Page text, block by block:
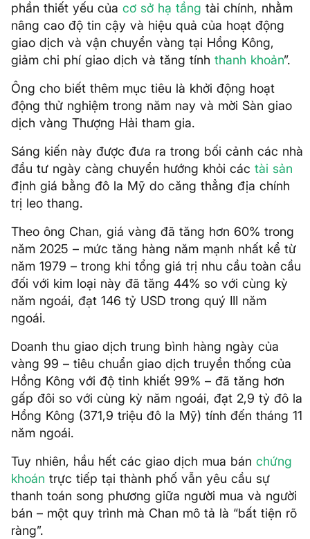
phần thiết yếu của cơ sở hạ tầng tài chính, nhằm
nâng cao độ tin cậy và hiệu quả của hoạt động
giao dịch và vận chuyển vàng tại Hồng Kông,
giảm chi phí giao dịch và tăng tính thanh khoản”.
Ông cho biết thêm mục tiêu là khởi động hoạt
động thử nghiệm trong năm nay và mời Sàn giao
dịch vàng Thượng Hải tham gia.
Sáng kiến ​​này được đưa ra trong bối cảnh các nhà
đầu tư ngày càng chuyển hướng khỏi các tài sản
định giá bằng đô la Mỹ do căng thẳng địa chính
trị leo thang.
Theo ông Chan, giá vàng đã tăng hơn 60% trong
năm 2025 – mức tăng hàng năm mạnh nhất kể từ
năm 1979 – trong khi tổng giá trị nhu cầu toàn cầu
đối với kim loại này đã tăng 44% so với cùng kỳ
năm ngoái, đạt 146 tỷ USD trong quý III năm
ngoái.
Doanh thu giao dịch trung bình hàng ngày của
vàng 99 – tiêu chuẩn giao dịch truyền thống của
Hồng Kông với độ tinh khiết 99% – đã tăng hơn
gấp đôi so với cùng kỳ năm ngoái, đạt 2,9 tỷ đô la
Hồng Kông (371,9 triệu đô la Mỹ) tính đến tháng 11
năm ngoái.
Tuy nhiên, hầu hết các giao dịch mua bán chứng
khoán trực tiếp tại thành phố vẫn yêu cầu sự
thanh toán song phương giữa người mua và người
bán – một quy trình mà Chan mô tả là “bất tiện rõ
ràng”.